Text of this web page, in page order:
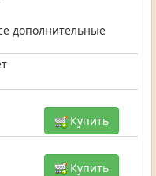
дополнительные
Купить
Купить